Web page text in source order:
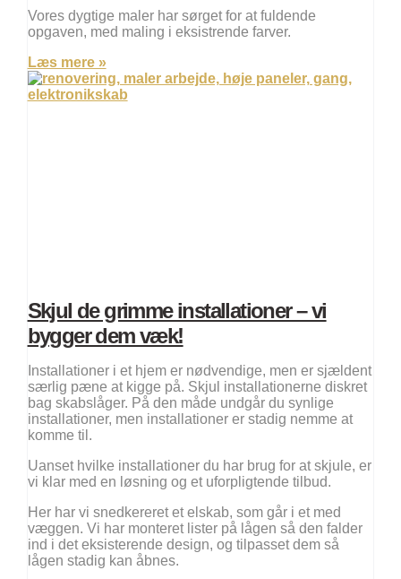
Vores dygtige maler har sørget for at fuldende
opgaven, med maling i eksistrende farver.
Læs mere »
Skjul de grimme installationer – vi
bygger dem væk!
Installationer i et hjem er nødvendige, men er sjældent
særlig pæne at kigge på. Skjul installationerne diskret
bag skabslåger. På den måde undgår du synlige
installationer, men installationer er stadig nemme at
komme til.
Uanset hvilke installationer du har brug for at skjule, er
vi klar med en løsning og et uforpligtende tilbud.
Her har vi snedkereret et elskab, som går i et med
væggen. Vi har monteret lister på lågen så den falder
ind i det eksisterende design, og tilpasset dem så
lågen stadig kan åbnes.